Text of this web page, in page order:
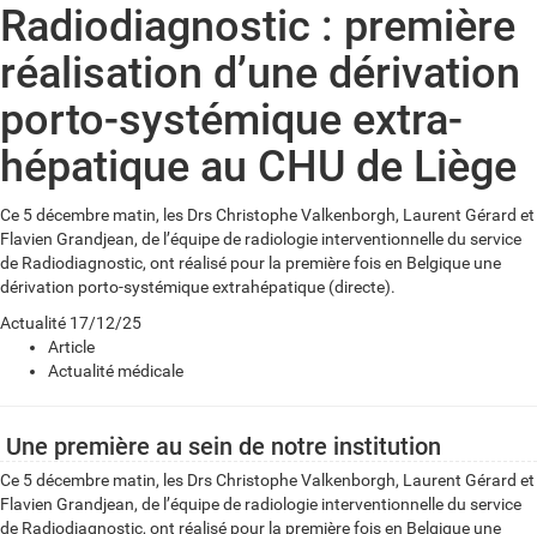
Radiodiagnostic : première
réalisation d’une dérivation
porto-systémique extra-
hépatique au CHU de Liège
Ce 5 décembre matin, les Drs Christophe Valkenborgh, Laurent Gérard et
Flavien Grandjean, de l’équipe de radiologie interventionnelle du service
de Radiodiagnostic, ont réalisé pour la première fois en Belgique une
dérivation porto-systémique extrahépatique (directe).
Actualité 17/12/25
Article
Actualité médicale
Une première au sein de notre institution
Ce 5 décembre matin, les Drs Christophe Valkenborgh, Laurent Gérard et
Flavien Grandjean, de l’équipe de radiologie interventionnelle du service
de Radiodiagnostic, ont réalisé pour la première fois en Belgique une